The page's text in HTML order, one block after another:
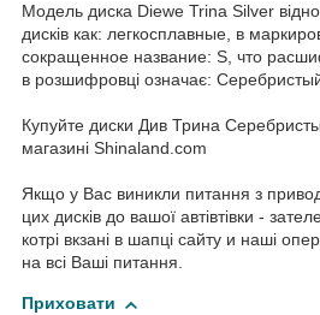
Модель диска Diewe Trina Silver
дисків как: легкосплавные, в
сокращенное название: S, что
в розшифровці означає:
Купуйте диски Див Трина
магазині Shinaland.com
Якщо у Вас виникли питання з
цих дисків до вашої автівтівки -
котрі вкзані в шапці сайту и наші
на всі Ваші питання.
Приховати